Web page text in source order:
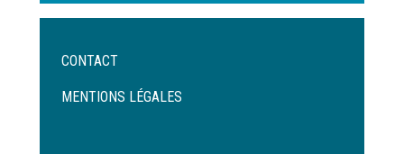
Menu
de
CONTACT
MENTIONS LÉGALES